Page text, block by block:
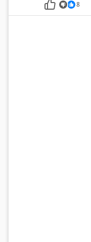
8